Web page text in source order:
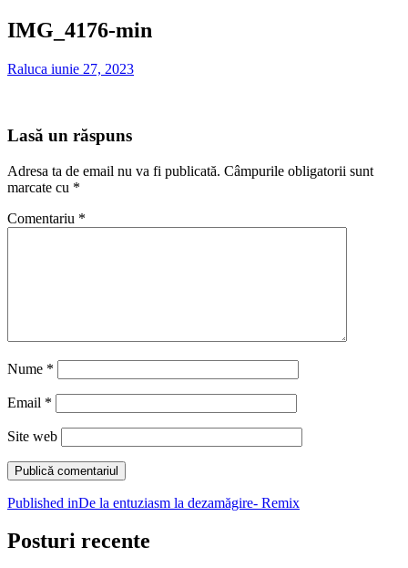
IMG_4176-min
Raluca iunie 27, 2023
Lasă un răspuns
Adresa ta de email nu va fi publicată. Câmpurile obligatorii sunt
marcate cu *
Comentariu *
Nume *
Email *
Site web
Navigare
în
articole
Published inDe la entuziasm la dezamăgire- Remix
Posturi recente